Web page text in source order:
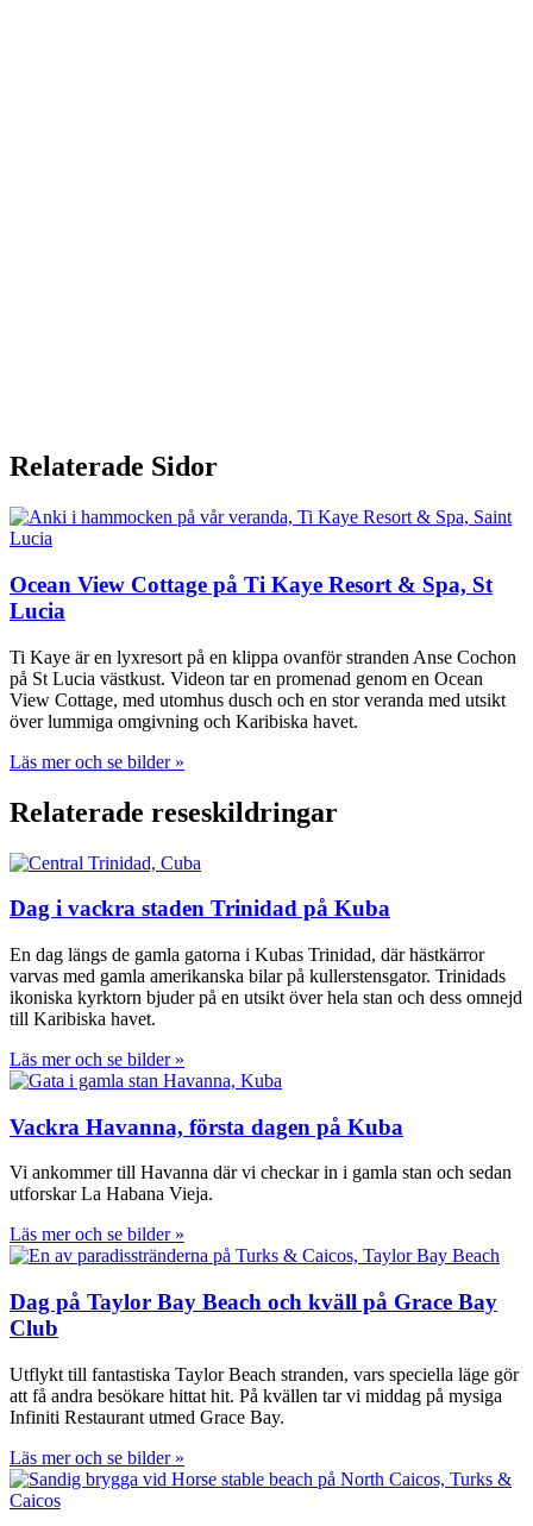
Relaterade Sidor
Ocean View Cottage på Ti Kaye Resort & Spa, St
Lucia
Ti Kaye är en lyxresort på en klippa ovanför stranden Anse Cochon
på St Lucia västkust. Videon tar en promenad genom en Ocean
View Cottage, med utomhus dusch och en stor veranda med utsikt
över lummiga omgivning och Karibiska havet.
Läs mer och se bilder »
Relaterade reseskildringar
Dag i vackra staden Trinidad på Kuba
En dag längs de gamla gatorna i Kubas Trinidad, där hästkärror
varvas med gamla amerikanska bilar på kullerstensgator. Trinidads
ikoniska kyrktorn bjuder på en utsikt över hela stan och dess omnejd
till Karibiska havet.
Läs mer och se bilder »
Vackra Havanna, första dagen på Kuba
Vi ankommer till Havanna där vi checkar in i gamla stan och sedan
utforskar La Habana Vieja.
Läs mer och se bilder »
Dag på Taylor Bay Beach och kväll på Grace Bay
Club
Utflykt till fantastiska Taylor Beach stranden, vars speciella läge gör
att få andra besökare hittat hit. På kvällen tar vi middag på mysiga
Infiniti Restaurant utmed Grace Bay.
Läs mer och se bilder »